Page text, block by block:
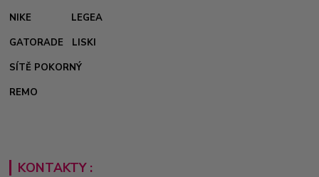
NIKE
LEGEA
GATORADE
LISKI
SÍTĚ POKORNÝ
REMO
KONTAKTY :